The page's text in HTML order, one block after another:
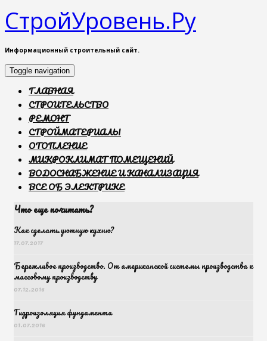
СтройУровень.Ру
Информационный строительный сайт.
Toggle navigation
ГЛАВНАЯ
СТРОИТЕЛЬСТВО
РЕМОНТ
СТРОЙМАТЕРИАЛЫ
ОТОПЛЕНИЕ
МИКРОКЛИМАТ ПОМЕЩЕНИЙ
ВОДОСНАБЖЕНИЕ И КАНАЛИЗАЦИЯ
ВСЕ ОБ ЭЛЕКТРИКЕ
Что еще почитать?
Как сделать уютную кухню?
17.07.2017
Бережливое производство. От американской системы производства к
массовому производству
07.12.2016
Гидроизоляция фундамента
01.07.2016